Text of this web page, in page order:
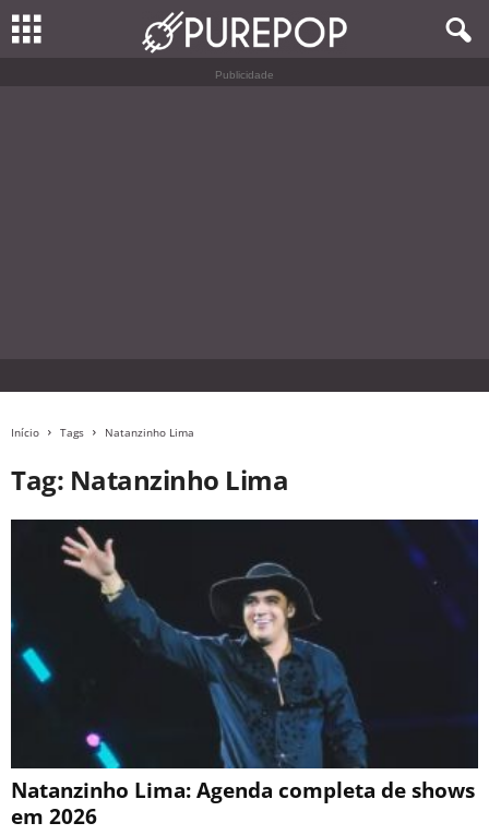
Publicidade
Início Tags Natanzinho Lima
Tag: Natanzinho Lima
Natanzinho Lima: Agenda completa de shows
em 2026